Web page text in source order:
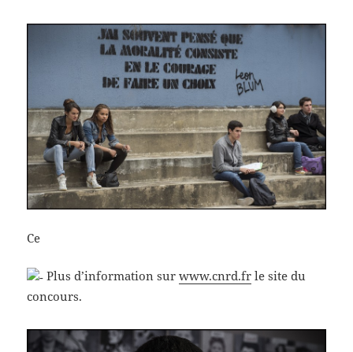
Ce
Plus d’information surwww.cnrd.fr le site du
concours.